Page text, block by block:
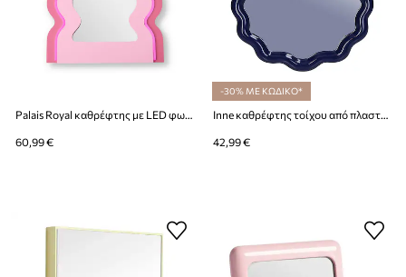
Palais Royal καθρέφτης με LED φωτισμό 32 x 58 cm
60,99 €
-30% ΜΕ ΚΩΔΙΚΟ*
Inne καθρέφτης τοίχου από πλαστικό 23,5 x 34 cm
42,99 €